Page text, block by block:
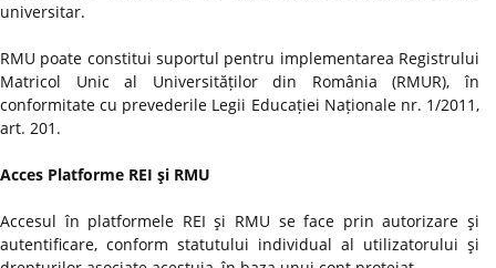
universitar.
RMU poate constitui suportul pentru implementarea Registrului
Matricol Unic al Universităților din România (RMUR), în
conformitate cu prevederile Legii Educației Naționale nr. 1/2011,
art. 201.
Acces Platforme REI şi RMU
Accesul în platformele REI şi RMU se face prin autorizare şi
autentificare, conform statutului individual al utilizatorului şi